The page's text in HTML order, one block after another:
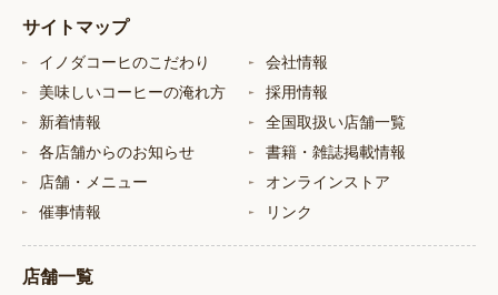
サイトマップ
イノダコーヒのこだわり
美味しいコーヒーの淹れ方
新着情報
各店舗からのお知らせ
店舗・メニュー
催事情報
会社情報
採用情報
全国取扱い店舗一覧
書籍・雑誌掲載情報
オンラインストア
リンク
店舗一覧